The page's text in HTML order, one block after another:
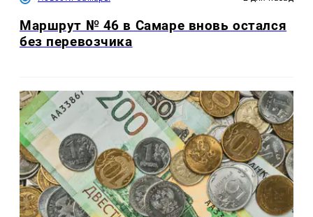
Маршрут № 46 в Самаре вновь остался
без перевозчика